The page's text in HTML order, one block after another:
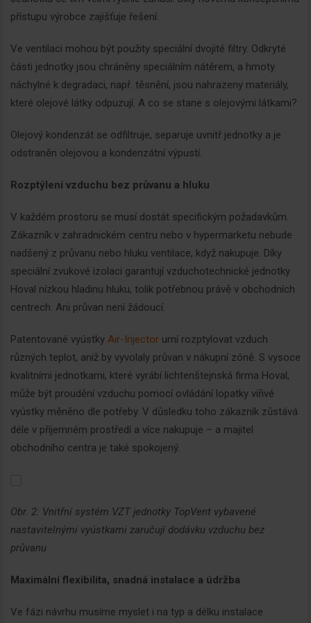
přístupu výrobce zajišťuje řešení.
Ve ventilaci mohou být použity speciální dvojité filtry. Odkryté
části jednotky jsou chráněny speciálním nátěrem, a hmoty
náchylné k degradaci, např. těsnění, jsou nahrazeny materiály,
které olejové látky odpuzují. A co se stane s olejovými látkami?
Olejový kondenzát se odfiltruje, separuje uvnitř jednotky a je
odstraněn olejovou a kondenzátní výpustí.
Rozptýlení vzduchu bez průvanu a hluku
V každém prostoru se musí dostát specifickým požadavkům.
Zákazník v zahradnickém centru nebo v hypermarketu nebude
nadšený z průvanu nebo hluku ventilace, když nakupuje. Díky
speciální zvukové izolaci garantují vzduchotechnické jednotky
Hoval nízkou hladinu hluku, tolik potřebnou právě v obchodních
centrech. Ani průvan není žádoucí.
Patentované vyústky Air-Injector umí rozptylovat vzduch
různých teplot, aniž by vyvolaly průvan v nákupní zóně. S vysoce
kvalitními jednotkami, které vyrábí lichtenštejnská firma Hoval,
může být proudění vzduchu pomocí ovládání lopatky vířivé
vyústky měněno dle potřeby. V důsledku toho zákazník zůstává
déle v příjemném prostředí a více nakupuje – a majitel
obchodního centra je také spokojený.
Obr. 2: Vnitřní systém VZT jednotky TopVent vybavené
nastavitelnými vyústkami zaručují dodávku vzduchu bez
průvanu
Maximální flexibilita, snadná instalace a údržba
Ve fázi návrhu musíme myslet i na typ a délku instalace